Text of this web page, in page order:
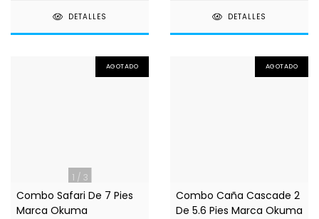
DETALLES DETALLES
1 / 3
AGOTADO
Combo Safari De 7 Pies
Marca Okuma
AGOTADO
Combo Caña Cascade 2
De 5.6 Pies Marca Okuma